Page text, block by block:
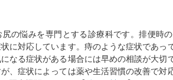
尻の悩みを専門とする診療科です。排便時
に対応しています。痔のような症状であっ
なる症状がある場合には早めの相談が大切
、症状によっては薬や生活習慣の改善で対